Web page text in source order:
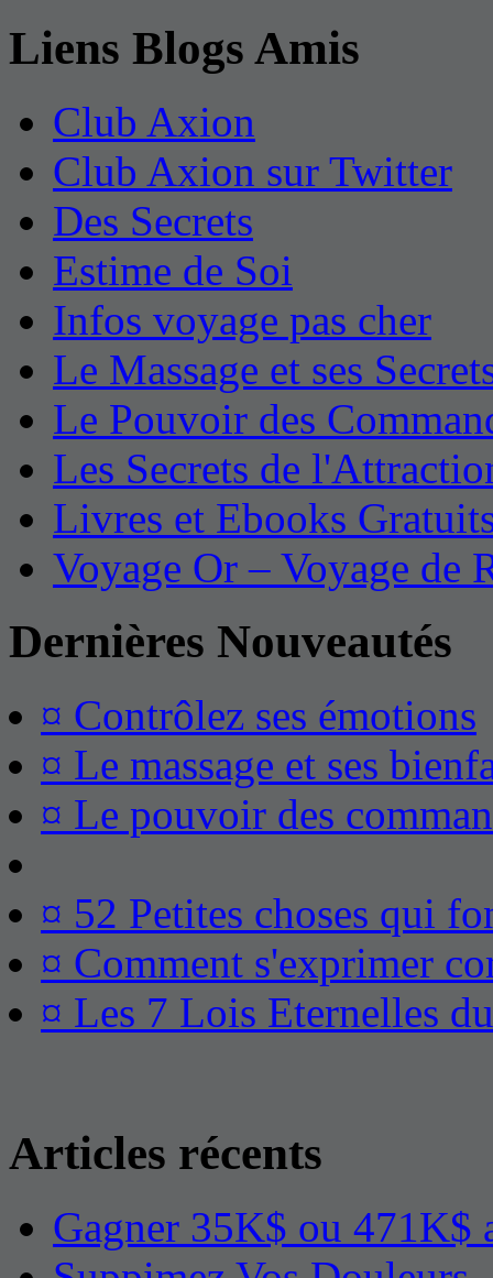
Liens Blogs Amis
Club Axion
Club Axion sur Twitter
Des Secrets
Estime de Soi
Infos voyage pas cher
Le Massage et ses
Le Pouvoir des
Les Secrets de
Livres et Ebooks
Voyage Or – Voyage de
Dernières Nouveautés
¤ Contrôlez ses émotions
¤ Le massage et ses
¤ Le pouvoir des
¤ 52 Petites choses qui
¤ Comment s'exprimer
¤ Les 7 Lois Eternelles
Articles récents
Gagner 35K$ ou 471K$